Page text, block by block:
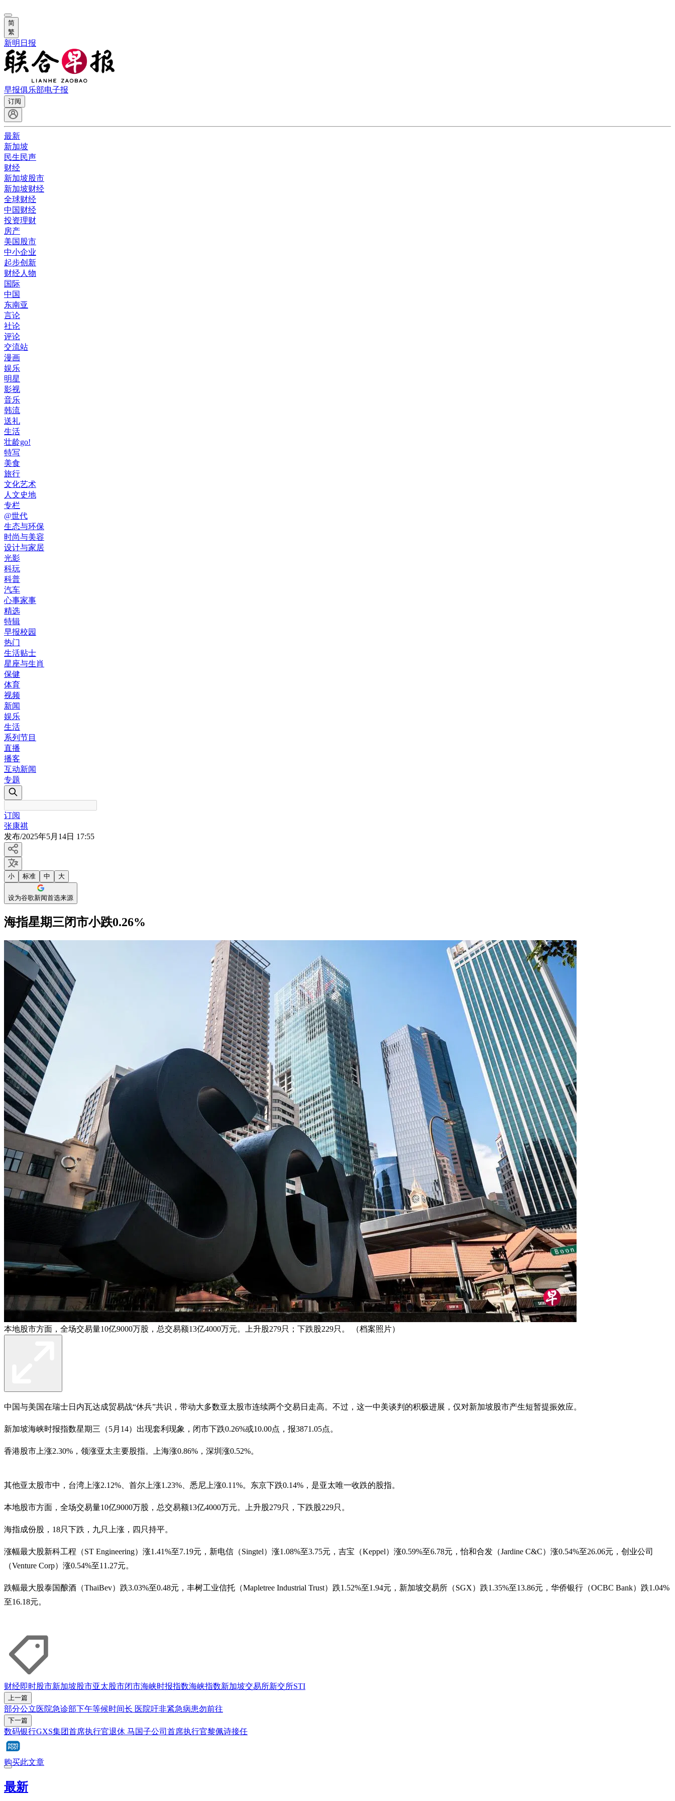
简
繁
新明日报
早报俱乐部电子报
订阅
最新
新加坡
民生民声
财经
新加坡股市
新加坡财经
全球财经
中国财经
投资理财
房产
美国股市
中小企业
起步创新
财经人物
国际
中国
东南亚
言论
社论
评论
交流站
漫画
娱乐
明星
影视
音乐
韩流
送礼
生活
壮龄go!
特写
美食
旅行
文化艺术
人文史地
专栏
@世代
生态与环保
时尚与美容
设计与家居
光影
科玩
科普
汽车
心事家事
精选
特辑
早报校园
热门
生活贴士
星座与生肖
保健
体育
视频
新闻
娱乐
生活
系列节目
直播
播客
互动新闻
专题
订阅
张康祺
发布/2025年5月14日 17:55
小 标准 中 大
设为谷歌新闻首选来源
海指星期三闭市小跌0.26%
本地股市方面，全场交易量10亿9000万股，总交易额13亿4000万元。上升股279只；下跌股229只。 （档案照片）
中国与美国在瑞士日内瓦达成贸易战“休兵”共识，带动大多数亚太股市连续两个交易日走高。不过，这一中美谈判的积极进展，仅对新加坡股市产生短暂提振效应。
新加坡海峡时报指数星期三（5月14）出现套利现象，闭市下跌0.26%或10.00点，报3871.05点。
香港股市上涨2.30%，领涨亚太主要股指。上海涨0.86%，深圳涨0.52%。
其他亚太股市中，台湾上涨2.12%、首尔上涨1.23%、悉尼上涨0.11%。东京下跌0.14%，是亚太唯一收跌的股指。
本地股市方面，全场交易量10亿9000万股，总交易额13亿4000万元。上升股279只，下跌股229只。
海指成份股，18只下跌，九只上涨，四只持平。
涨幅最大股新科工程（ST Engineering）涨1.41%至7.19元，新电信（Singtel）涨1.08%至3.75元，吉宝（Keppel）涨0.59%至6.78元，怡和合发（Jardine C&C）涨0.54%至26.06元，创业公司
（Venture Corp）涨0.54%至11.27元。
跌幅最大股泰国酿酒（ThaiBev）跌3.03%至0.48元，丰树工业信托（Mapletree Industrial Trust）跌1.52%至1.94元，新加坡交易所（SGX）跌1.35%至13.86元，华侨银行（OCBC Bank）跌1.04%
至16.18元。
财经即时股市新加坡股市亚太股市闭市海峡时报指数海峡指数新加坡交易所新交所STI
上一篇
部分公立医院急诊部下午等候时间长 医院吁非紧急病患勿前往
下一篇
数码银行GXS集团首席执行官退休 马国子公司首席执行官黎佩诗接任
购买此文章
最新